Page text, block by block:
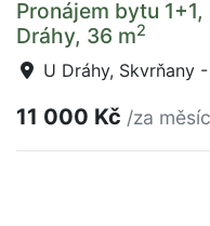
Pronájem bytu
Dráhy, 36 m2
U Dráhy, Skvrňany
11 000 Kč /za měsíc